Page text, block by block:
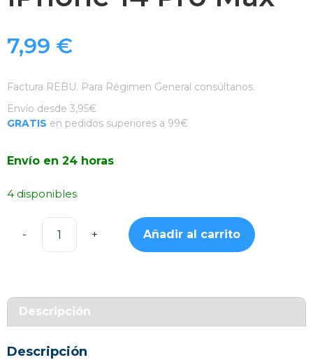
7,99 €
Factura REBU. Para Régimen General consúltanos.
Envío desde 3,95€
GRATIS en pedidos superiores a 99€
Envío en 24 horas
4 disponibles
Funda
iPhone
Añadir al carrito
Descripción
Descripción